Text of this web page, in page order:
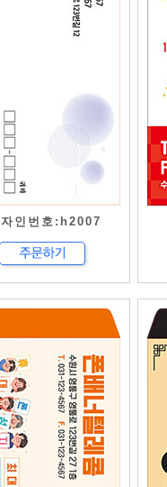
자인번호:h2007